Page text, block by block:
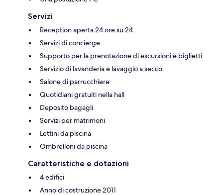
Servizi
Reception aperta 24 ore su 24
Servizi di concierge
Supporto per la prenotazione di escursioni e biglietti
Servizio di lavanderia e lavaggio a secco
Salone di parrucchiere
Quotidiani gratuiti nella hall
Deposito bagagli
Servizi per matrimoni
Lettini da piscina
Ombrelloni da piscina
Caratteristiche e dotazioni
4 edifici
Anno di costruzione 2011